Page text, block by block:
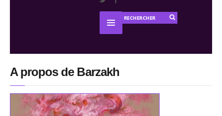
A propos de Barzakh